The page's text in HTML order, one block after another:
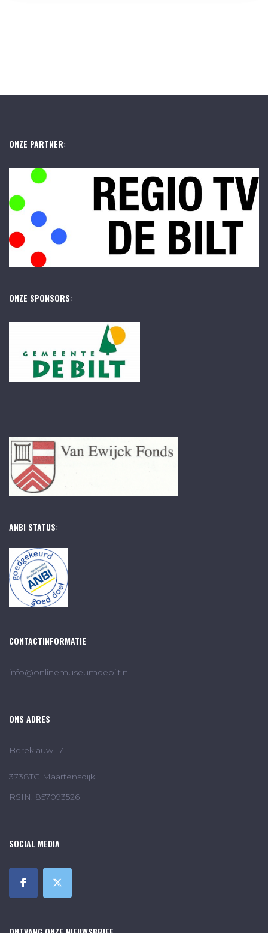
ONZE PARTNER:
ONZE SPONSORS:
ANBI STATUS:
CONTACTINFORMATIE
info@onlinemuseumdebilt.nl
ONS ADRES
Bereklauw 17
3738TG Maartensdijk
RSIN: 857093526
SOCIAL MEDIA